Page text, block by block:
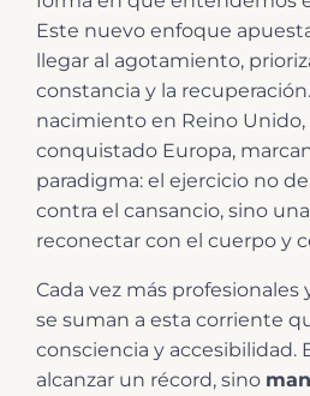
Este nuevo enfoque
llegar al agotamiento,
constancia y la
nacimiento en Reino
conquistado Europa,
paradigma: el ejercicio no
contra el cansancio, sino
reconectar con el cuerpo y
Cada vez más
se suman a esta corriente
consciencia y accesibilidad.
alcanzar un récord, sino